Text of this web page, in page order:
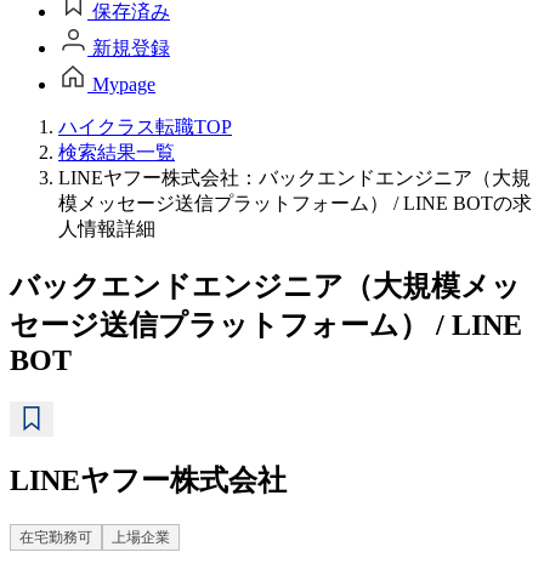
保存済み
新規登録
Mypage
ハイクラス転職TOP
検索結果一覧
LINEヤフー株式会社：バックエンドエンジニア（大規
模メッセージ送信プラットフォーム） / LINE BOTの求
人情報詳細
バックエンドエンジニア（大規模メッ
セージ送信プラットフォーム） / LINE
BOT
LINEヤフー株式会社
在宅勤務可 上場企業